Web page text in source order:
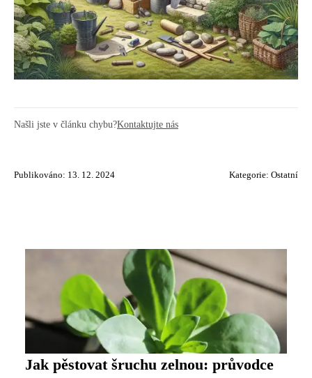
Našli jste v článku chybu?Kontaktujte nás
Publikováno: 13. 12. 2024 Kategorie: Ostatní
Jak pěstovat šruchu zelnou: průvodce